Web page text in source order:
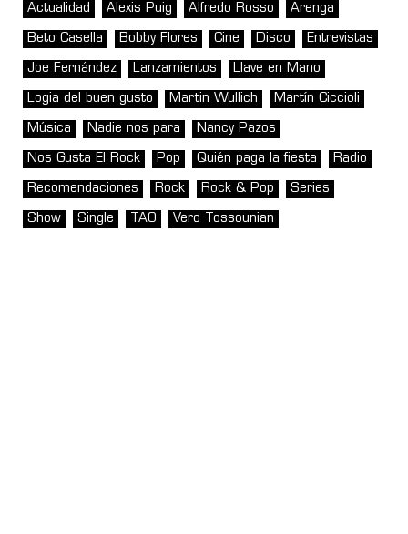
Actualidad Alexis Puig Alfredo Rosso Arenga
Beto Casella Bobby Flores Cine Disco Entrevistas
Joe Fernández Lanzamientos Llave en Mano
Logia del buen gusto Martin Wullich Martín Ciccioli
Música Nadie nos para Nancy Pazos
Nos Gusta El Rock Pop Quién paga la fiesta Radio
Recomendaciones Rock Rock & Pop Series
Show Single TAO Vero Tossounian